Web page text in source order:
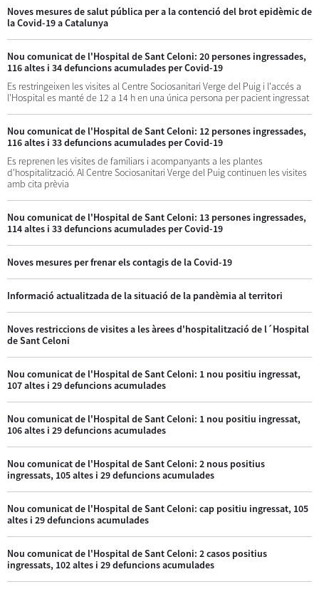
Noves mesures de salut pública per a la contenció del brot epidèmic de
la Covid-19 a Catalunya
Nou comunicat de l'Hospital de Sant Celoni: 20 persones ingressades,
116 altes i 34 defuncions acumulades per Covid-19
Es restringeixen les visites al Centre Sociosanitari Verge del Puig i l'accés a
l'Hospital es manté de 12 a 14 h en una única persona per pacient ingressat
Nou comunicat de l'Hospital de Sant Celoni: 12 persones ingressades,
116 altes i 33 defuncions acumulades per Covid-19
Es reprenen les visites de familiars i acompanyants a les plantes
d'hospitalització. Al Centre Sociosanitari Verge del Puig continuen les visites
amb cita prèvia
Nou comunicat de l'Hospital de Sant Celoni: 13 persones ingressades,
114 altes i 33 defuncions acumulades per Covid-19
Noves mesures per frenar els contagis de la Covid-19
Informació actualitzada de la situació de la pandèmia al territori
Noves restriccions de visites a les àrees d'hospitalització de l´Hospital
de Sant Celoni
Nou comunicat de l'Hospital de Sant Celoni: 1 nou positiu ingressat,
107 altes i 29 defuncions acumulades
Nou comunicat de l'Hospital de Sant Celoni: 1 nou positiu ingressat,
106 altes i 29 defuncions acumulades
Nou comunicat de l'Hospital de Sant Celoni: 2 nous positius
ingressats, 105 altes i 29 defuncions acumulades
Nou comunicat de l'Hospital de Sant Celoni: cap positiu ingressat, 105
altes i 29 defuncions acumulades
Nou comunicat de l'Hospital de Sant Celoni: 2 casos positius
ingressats, 102 altes i 29 defuncions acumulades